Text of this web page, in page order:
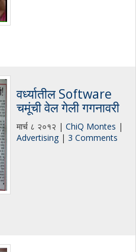
वर्ध्यातील Software
चमूंची वेल गेली गगनावरी
मार्च ८ २०१२ | ChiQ Montes |
Advertising | 3 Comments